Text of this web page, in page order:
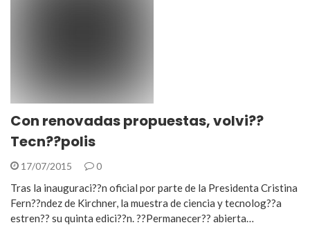
Con renovadas propuestas, volvi??
Tecn??polis
17/07/2015 0
Tras la inauguraci??n oficial por parte de la Presidenta Cristina
Fern??ndez de Kirchner, la muestra de ciencia y tecnolog??a
estren?? su quinta edici??n. ??Permanecer?? abierta…